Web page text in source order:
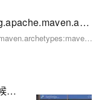
Maven-Could not resolve artifact org.apache.maven.archetypes:maven-archetype-quickstart:jar:1.1
Maven-Could not resolve artifact org.apache.maven.archetypes:maven-archetype-quickstart:jar:1.1
在idea中新建完springboot项目的时候遇到问题(右键没有class选择；控制台报错：Could not transfer artifact org.apache.tomcat.embed:tomcat-embed-core:jar:9.0.60 from/to central ....)